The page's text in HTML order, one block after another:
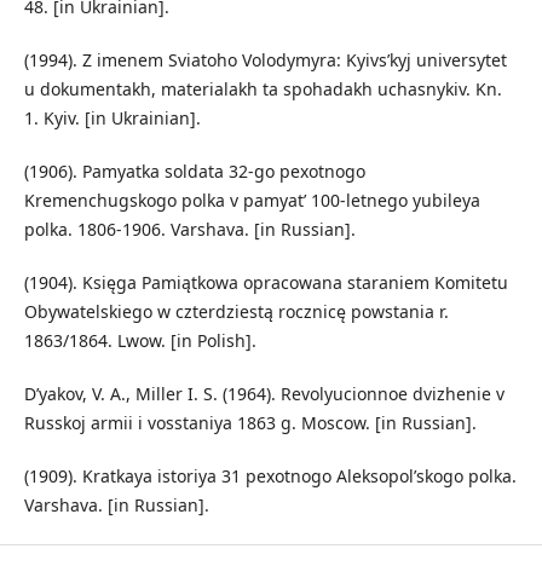
48. [in Ukrainian].
(1994). Z imenem Sviatoho Volodymyra: Kyivs’kyj universytet
u dokumentakh, materialakh ta spohadakh uchasnykiv. Kn.
1. Kyiv. [in Ukrainian].
(1906). Pamyatka soldata 32-go pexotnogo
Kremenchugskogo polka v pamyat’ 100-letnego yubileya
polka. 1806-1906. Varshava. [in Russian].
(1904). Księga Pamiątkowa opracowana staraniem Komitetu
Obywatelskiego w czterdziestą rocznicę powstania r.
1863/1864. Lwow. [in Polish].
D’yakov, V. A., Miller I. S. (1964). Revolyucionnoe dvizhenie v
Russkoj armii i vosstaniya 1863 g. Moscow. [in Russian].
(1909). Kratkaya istoriya 31 pexotnogo Aleksopol’skogo polka.
Varshava. [in Russian].